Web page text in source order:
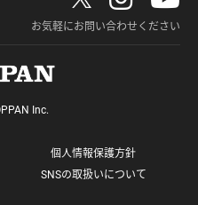
お気軽にお問い合わせください
Inc.
個人情報保護方針
SNSの取扱いについて